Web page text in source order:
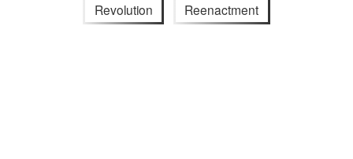
Revolution Reenactment